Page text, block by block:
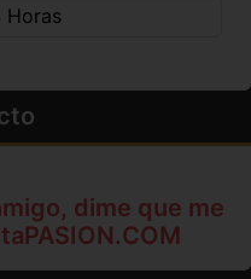
Horas
dime que me